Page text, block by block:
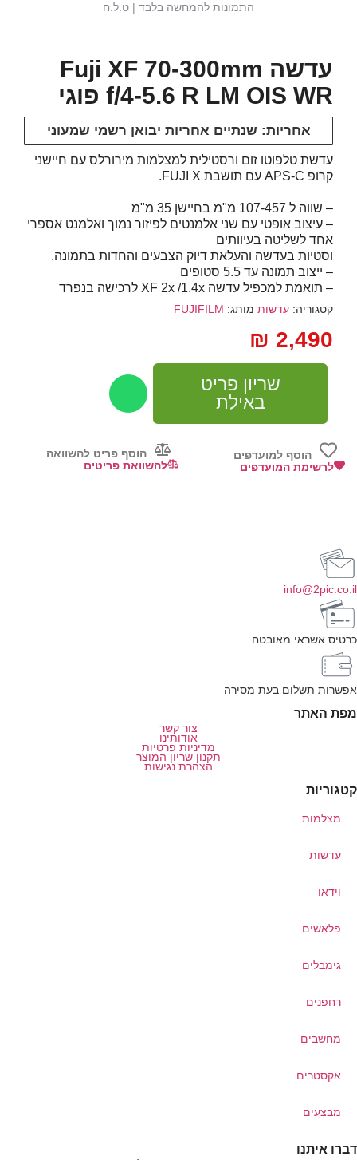
התמונות להמחשה בלבד | ט.ל.ח
עדשה Fuji XF 70-300mm
f/4-5.6 R LM OIS WR פוגי
אחריות: שנתיים אחריות יבואן רשמי שמעוני
עדשת טלפוטו זום ורסטילית למצלמות מירורלס עם חיישני
קרופ
APS-C עם תושבת FUJI X.
– שווה ל 107-457 מ"מ בחיישן 35 מ"מ
– עיצוב אופטי עם שני אלמנטים לפיזור נמוך ואלמנט אספרי
אחד לשליטה בעיוותים
וסטיות בעדשה והעלאת דיוק הצבעים והחדות בתמונה.
– ייצוב תמונה עד 5.5 סטופים
– תואמת למכפיל עדשה XF 2x /1.4x לרכישה בנפרד
קטגוריה: עדשות מותג: FUJIFILM
₪ 2,490
שריון פריט
באילת
הוסף למועדפים
לרשימת המועדפים
הוסף פריט להשוואה
להשוואת פריטים
info@2pic.co.il
כרטיס אשראי מאובטח
אפשרות תשלום בעת מסירה
מפת האתר
צור קשר
אודותינו
מדיניות פרטיות
תקנון שריון המוצר
הצהרת נגישות
קטגוריות
מצלמות
עדשות
וידאו
פלאשים
גימבלים
רחפנים
מחשבים
אקסטרים
מבצעים
דברו איתנו